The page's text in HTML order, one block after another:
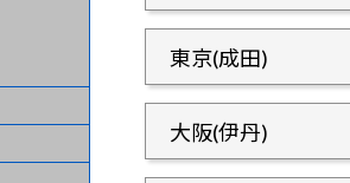
東京(成田)
大阪(伊丹)